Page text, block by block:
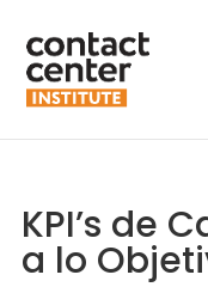
KPI’s de
a lo